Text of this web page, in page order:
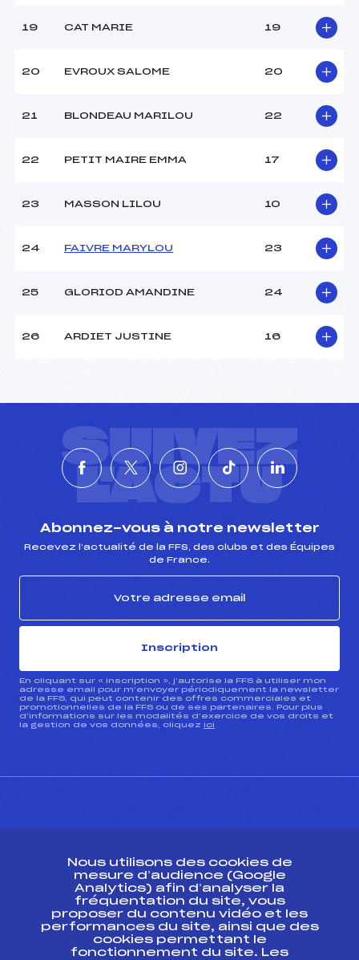
19 CAT MARIE 19
20 EVROUX SALOME 20
21 BLONDEAU MARILOU 22
22 PETIT MAIRE EMMA 17
23 MASSON LILOU 10
24 FAIVRE MARYLOU 23
25 GLORIOD AMANDINE 24
26 ARDIET JUSTINE 16
SUIVEZ
L'ACTU
Abonnez-vous à notre newsletter
Recevez l’actualité de la FFS, des clubs et des Équipes
de France.
Inscription
En cliquant sur « inscription », j’autorise la FFS à utiliser mon
adresse email pour m’envoyer périodiquement la newsletter
de la FFS, qui peut contenir des offres commerciales et
promotionnelles de la FFS ou de ses partenaires. Pour plus
d’informations sur les modalités d’exercice de vos droits et
la gestion de vos données, cliquez ici
Ressources
Pass’Neige
Projet sportif fédéral
Nous utilisons des cookies de
mesure d’audience (Google
Analytics) afin d’analyser la
fréquentation du site, vous
proposer du contenu vidéo et les
performances du site, ainsi que des
cookies permettant le
fonctionnement du site. Les